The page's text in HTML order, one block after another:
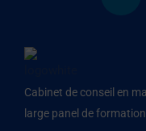
d
i
Cabinet de conseil en
large panel de